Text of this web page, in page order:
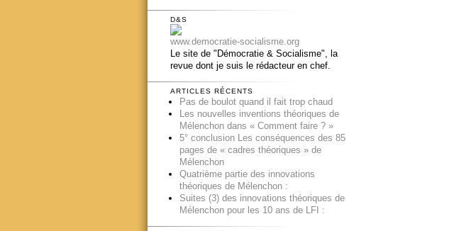
D&S
www.democratie-socialisme.org
Le site de "Démocratie & Socialisme", la
revue dont je suis le rédacteur en chef.
ARTICLES RÉCENTS
Pas de boulot quand il fait trop chaud
Les nouvelles inventions théoriques de
Mélenchon dans « Comment faire ? »
5° conclusion Les conséquences des 85
pages de « cadres théoriques » de
Mélenchon
Quatrième partie des innovations
théoriques de Mélenchon :
Suites (3) des innovations théoriques de
Mélenchon pour les 10 ans de LFI :